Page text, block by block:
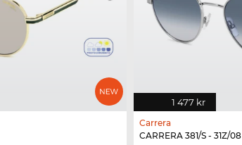
1 477 kr
Carrera
CARRERA 381/S - 31Z/08